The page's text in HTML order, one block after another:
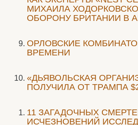
МИХАИЛА
ОБОРОНУ БРИТАНИИ В
ОРЛОВСКИЕ
ВРЕМЕНИ
«ДЬЯВОЛЬСКАЯ
ПОЛУЧИЛА ОТ ТРАМПА
11 ЗАГАДОЧНЫХ
ИСЧЕЗНОВЕНИЙ